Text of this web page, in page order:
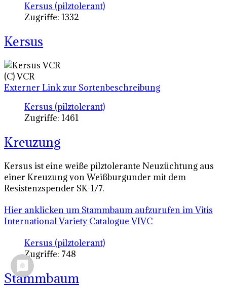
Kersus (pilztolerant)
Zugriffe: 1332
Kersus
(C) VCR
Externer Link zur Sortenbeschreibung
Kersus (pilztolerant)
Zugriffe: 1461
Kreuzung
Kersus ist eine weiße pilztolerante Neuzüchtung aus
einer Kreuzung von Weißburgunder mit dem
Resistenzspender SK-1/7.
Hier anklicken um Stammbaum aufzurufen im Vitis
International Variety Catalogue VIVC
Kersus (pilztolerant)
Zugriffe: 748
Stammbaum